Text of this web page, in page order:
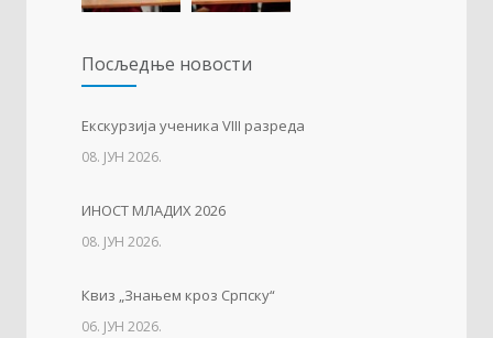
Упис дјеце у први разред
01. ФЕБРУАР 2023.
Тесла позива на квиз
14. АПРИЛ 2021.
Свјетски дан вода
Посљедњe новости
Eкскурзија ученика VIII разреда
08. ЈУН 2026.
ИНОСТ МЛАДИХ 2026
08. ЈУН 2026.
Квиз „Знањем кроз Српску“
06. ЈУН 2026.